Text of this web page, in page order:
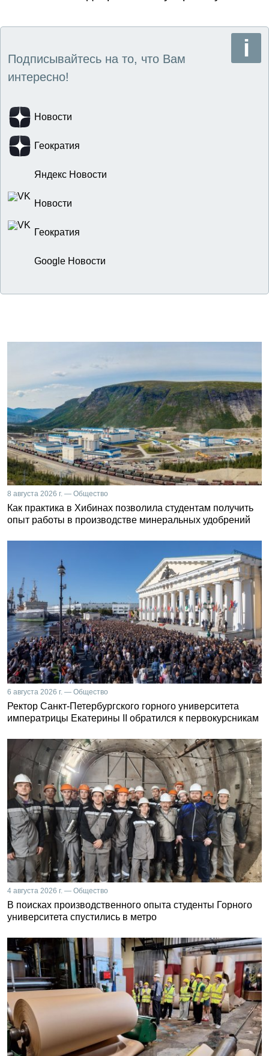
Подписывайтесь на то, что Вам
интересно!
Новости
Геократия
Яндекс Новости
Новости
Геократия
Google Новости
8 августа 2026 г. — Общество
Как практика в Хибинах позволила студентам получить
опыт работы в производстве минеральных удобрений
6 августа 2026 г. — Общество
Ректор Санкт-Петербургского горного университета
императрицы Екатерины II обратился к первокурсникам
4 августа 2026 г. — Общество
В поисках производственного опыта студенты Горного
университета спустились в метро